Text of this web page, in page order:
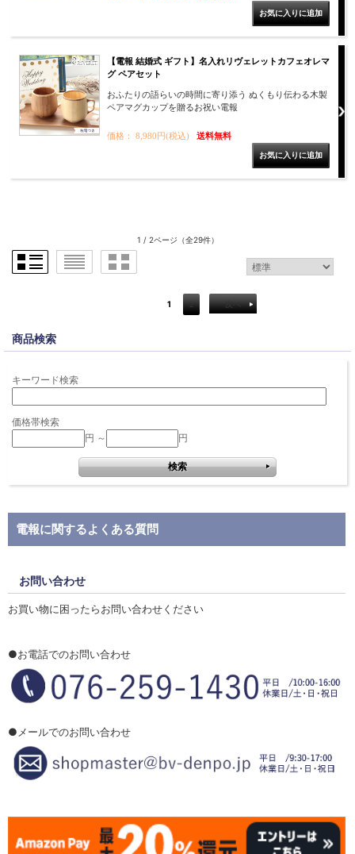
【電報 結婚式 ギフト】名入れリヴェレットカフェオレマ
グ ペアセット
おふたりの語らいの時間に寄り添う ぬくもり伝わる木製
ペアマグカップを贈るお祝い電報
価格： 8,980円(税込) 送料無料
1 / 2ページ （全29件）
1 2 次へ
商品検索
キーワード検索
価格帯検索
円 ～
円
電報に関するよくある質問
お問い合わせ
お買い物に困ったらお問い合わせください
●お電話でのお問い合わせ
●メールでのお問い合わせ